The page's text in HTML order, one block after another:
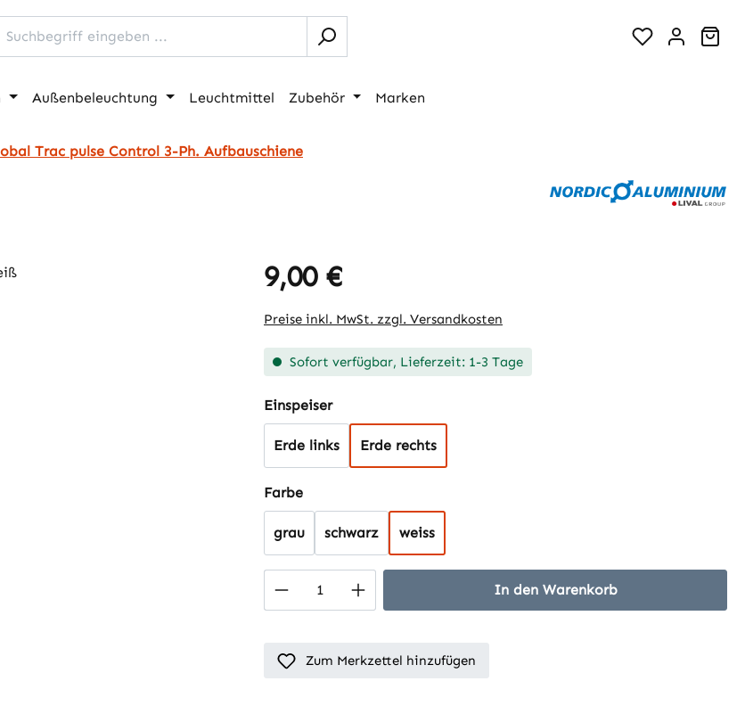
Außenbeleuchtung Leuchtmittel Zubehör Marken
Trac pulse Control 3-Ph. Aufbauschiene
Regulärer Preis:
9,00 €
Preise inkl. MwSt. zzgl. Versandkosten
Sofort verfügbar, Lieferzeit: 1-3 Tage
Einspeiserauswählen
Erde links Erde rechts
Farbeauswählen
grau schwarz weiss
Produkt Anzahl: Gib den gewünschten Wert
In den Warenkorb
Zum Merkzettel hinzufügen